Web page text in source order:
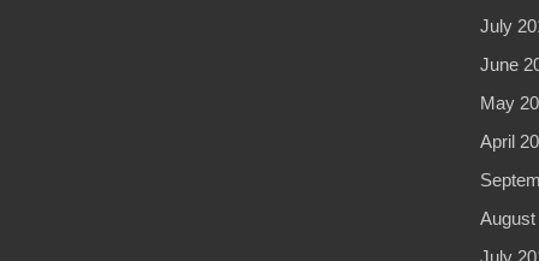
July
June
May
April
August